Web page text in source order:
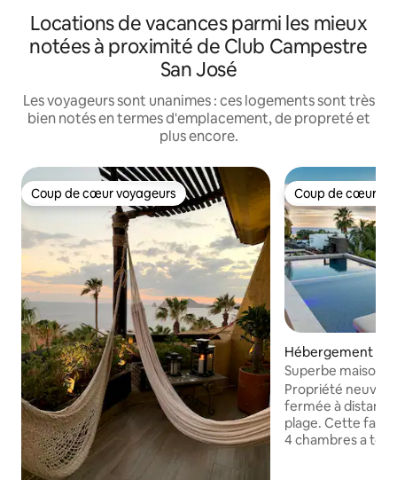
Locations de vacances parmi les mieux
notées à proximité de Club Campestre
San José
Les voyageurs sont unanimes : ces logements sont très
bien notés en termes d'emplacement, de propreté et
plus encore.
Coup de cœur voyageurs
Coup de cœur voyageurs Coup de cœur
Coup de cœur
Hébergement ⋅
Superbe maison
marche d'une
Propriété neuve
fermée à
plage. Cette
4 chambres a